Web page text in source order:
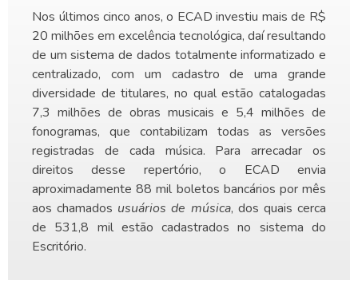
Nos últimos cinco anos, o ECAD investiu mais de R$
20 milhões em excelência tecnológica, daí resultando
de um sistema de dados totalmente informatizado e
centralizado, com um cadastro de uma grande
diversidade de titulares, no qual estão catalogadas
7,3 milhões de obras musicais e 5,4 milhões de
fonogramas, que contabilizam todas as versões
registradas de cada música. Para arrecadar os
direitos desse repertório, o ECAD envia
aproximadamente 88 mil boletos bancários por mês
aos chamados usuários de música, dos quais cerca
de 531,8 mil estão cadastrados no sistema do
Escritório.